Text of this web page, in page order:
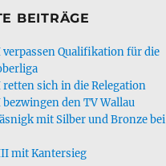
BEITRÄGE
Qualifikation für die
sich in die Relegation
den TV Wallau
mit Silber und Bronze bei
mit Kantersieg